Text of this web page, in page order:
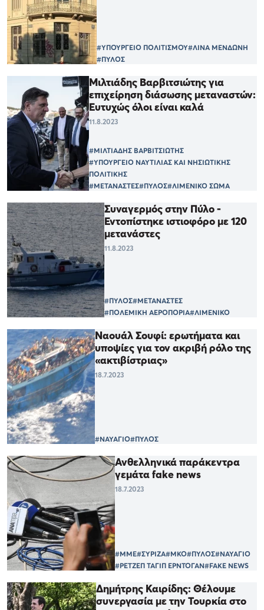
#ΥΠΟΥΡΓΕΙΟ ΠΟΛΙΤΙΣΜΟΥ#ΛΙΝΑ ΜΕΝΔΩΝΗ
#ΠΥΛΟΣ
Μιλτιάδης Βαρβιτσιώτης για
επιχείρηση διάσωσης μεταναστών:
Ευτυχώς όλοι είναι καλά
11.8.2023
#ΜΙΛΤΙΑΔΗΣ ΒΑΡΒΙΤΣΙΩΤΗΣ
#ΥΠΟΥΡΓΕΙΟ ΝΑΥΤΙΛΙΑΣ ΚΑΙ ΝΗΣΙΩΤΙΚΗΣ
ΠΟΛΙΤΙΚΗΣ
#ΜΕΤΑΝΑΣΤΕΣ#ΠΥΛΟΣ#ΛΙΜΕΝΙΚΟ ΣΩΜΑ
Συναγερμός στην Πύλο -
Εντοπίστηκε ιστιοφόρο με 120
μετανάστες
11.8.2023
#ΠΥΛΟΣ#ΜΕΤΑΝΑΣΤΕΣ
#ΠΟΛΕΜΙΚΗ ΑΕΡΟΠΟΡΙΑ#ΛΙΜΕΝΙΚΟ
Ναουάλ Σουφί: ερωτήματα και
υποψίες για τον ακριβή ρόλο της
«ακτιβίστριας»
18.7.2023
#ΝΑΥΑΓΙΟ#ΠΥΛΟΣ
Ανθελληνικά παράκεντρα
γεμάτα fake news
18.7.2023
#ΜΜΕ#ΣΥΡΙΖΑ#ΜΚΟ#ΠΥΛΟΣ#ΝΑΥΑΓΙΟ
#ΡΕΤΖΕΠ ΤΑΓΙΠ ΕΡΝΤΟΓΑΝ#FAKE NEWS
Δημήτρης Καιρίδης: Θέλουμε
συνεργασία με την Τουρκία στο